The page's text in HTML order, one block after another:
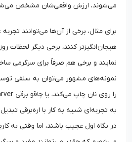
می‌شوند، ارزش واقعی‌شان مشخص می‌شود.
برای مثال، برخی از آن‌ها می‌توانند تجربه غذا
هیجان‌انگیزتر کنند، برخی دیگر لحظات
نمایند و برخی هم صرفاً برای سرگرمی ساخته
نمونه‌های مشهور می‌توان به سلفی توستر
به تجربه‌ای شبیه به کار با اره‌برقی تبدیل
در نگاه اول عجیب باشند، اما وقتی به